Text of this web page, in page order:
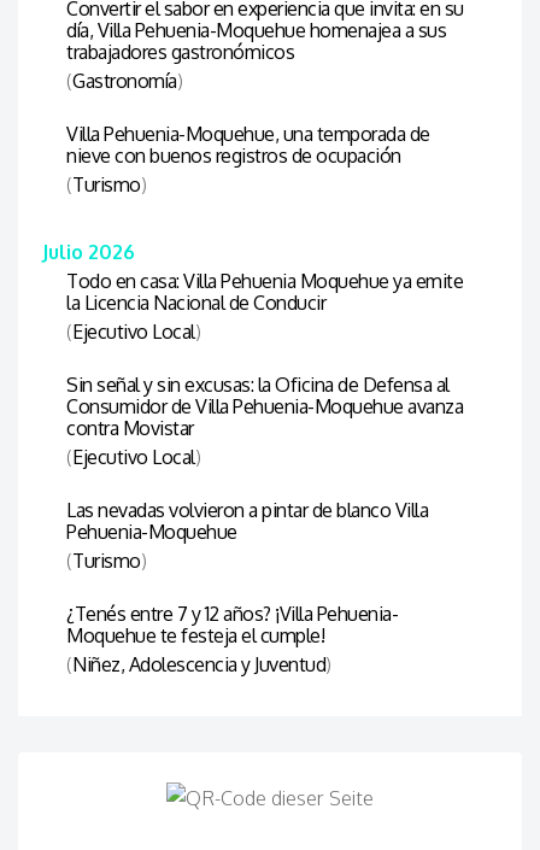
Convertir el sabor en experiencia que invita: en su
día, Villa Pehuenia-Moquehue homenajea a sus
trabajadores gastronómicos
(Gastronomía)
Villa Pehuenia-Moquehue, una temporada de
nieve con buenos registros de ocupación
(Turismo)
Julio 2026
Todo en casa: Villa Pehuenia Moquehue ya emite
la Licencia Nacional de Conducir
(Ejecutivo Local)
Sin señal y sin excusas: la Oficina de Defensa al
Consumidor de Villa Pehuenia-Moquehue avanza
contra Movistar
(Ejecutivo Local)
Las nevadas volvieron a pintar de blanco Villa
Pehuenia-Moquehue
(Turismo)
¿Tenés entre 7 y 12 años? ¡Villa Pehuenia-
Moquehue te festeja el cumple!
(Niñez, Adolescencia y Juventud)